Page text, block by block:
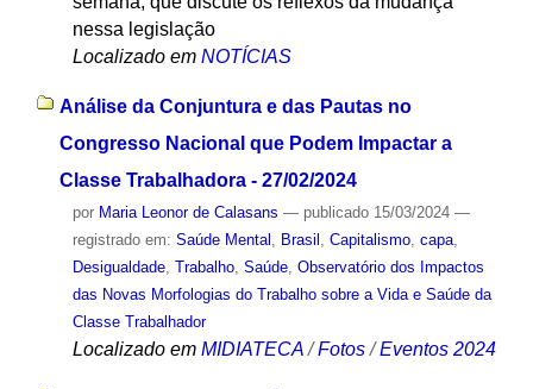
nessa legislação
Localizado em NOTÍCIAS
Análise da Conjuntura e das Pautas no
Congresso Nacional que Podem Impactar a
Classe Trabalhadora - 27/02/2024
por Maria Leonor de Calasans — publicado15/03/2024 —
registrado em: Saúde Mental , Brasil , Capitalismo, capa,
Desigualdade, Trabalho, Saúde, Observatório dos Impactos
das Novas Morfologias do Trabalho sobre a Vida e Saúde da
Classe Trabalhador
Localizado em MIDIATECA /Fotos /Eventos 2024